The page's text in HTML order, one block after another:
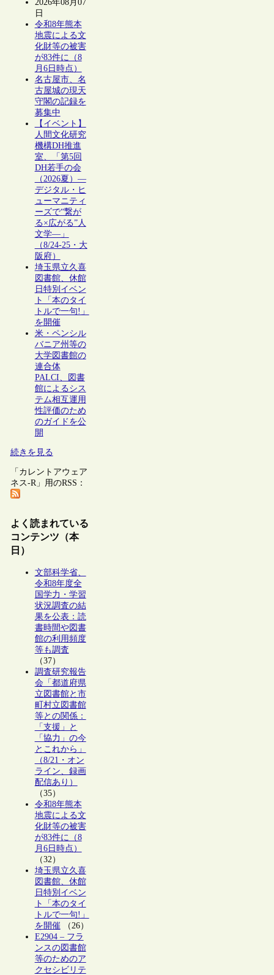
2026年08月07
日
令和8年熊本
地震による文
化財等の被害
が83件に（8
月6日時点）
名古屋市、名
古屋城の現天
守閣の記録を
募集中
【イベント】
人間文化研究
機構DH推進
室、「第5回
DH若手の会
（2026夏）―
デジタル・ヒ
ューマニティ
ーズで“繋が
る×広がる”人
文学―」
（8/24-25・大
阪府）
埼玉県立久喜
図書館、休館
日特別イベン
ト「本のタイ
トルで一句!」
を開催
米・ペンシル
バニア州等の
大学図書館の
連合体
PALCI、図書
館によるシス
テム相互運用
性評価のため
のガイドを公
開
続きを見る
「カレントアウェア
ネス-R」用のRSS：
よく読まれている
コンテンツ（本
日）
文部科学省、
令和8年度全
国学力・学習
状況調査の結
果を公表：読
書時間や図書
館の利用頻度
等も調査
（37）
調査研究報告
会「都道府県
立図書館と市
町村立図書館
等との関係：
「支援」と
「協力」の今
とこれから」
（8/21・オン
ライン、録画
配信あり）
（35）
令和8年熊本
地震による文
化財等の被害
が83件に（8
月6日時点）
（32）
埼玉県立久喜
図書館、休館
日特別イベン
ト「本のタイ
トルで一句!」
を開催（26）
E2904 – フラ
ンスの図書館
等のためのア
クセシビリテ